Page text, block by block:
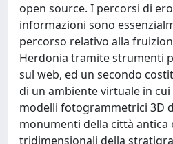
open source. I percorsi di
informazioni sono
percorso relativo alla
Herdonia tramite strumenti
sul web, ed un secondo
di un ambiente virtuale in
modelli fotogrammetrici 3D
monumenti della città antica
tridimensionali della